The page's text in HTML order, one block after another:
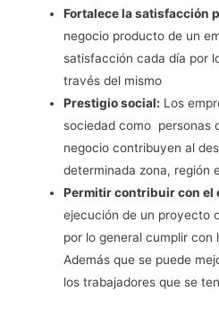
Fortalece la satisfacción
negocio producto de un
satisfacción cada día por
través del mismo
Prestigio social: Los
sociedad como personas
negocio contribuyen al
determinada zona, región
Permitir contribuir con el
ejecución de un proyecto
por lo general cumplir con
Además que se puede
los trabajadores que se